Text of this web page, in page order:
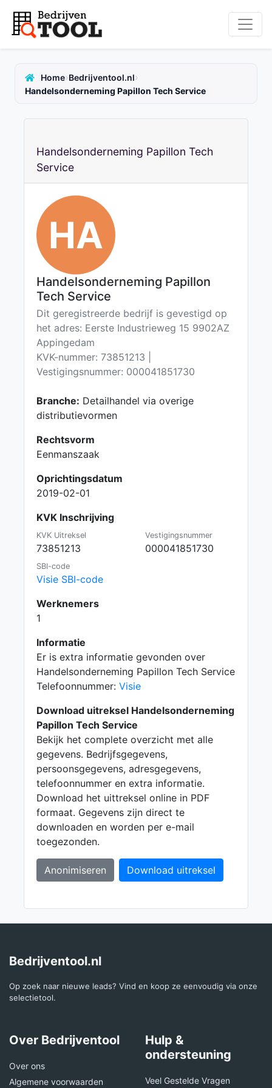
Home›Bedrijventool.nl›
Handelsonderneming Papillon Tech Service
Handelsonderneming Papillon Tech
Service
HA
Handelsonderneming Papillon
Tech Service
Dit geregistreerde bedrijf is gevestigd op
het adres: Eerste Industrieweg 15 9902AZ
Appingedam
KVK-nummer: 73851213 |
Vestigingsnummer: 000041851730
Branche: Detailhandel via overige
distributievormen
Rechtsvorm
Eenmanszaak
Oprichtingsdatum
2019-02-01
KVK Inschrijving
KVK Uitreksel
73851213
Vestigingsnummer
000041851730
SBI-code
Visie SBI-code
Werknemers
1
Informatie
Er is extra informatie gevonden over
Handelsonderneming Papillon Tech Service
Telefoonnummer: Visie
Download uitreksel Handelsonderneming
Papillon Tech Service
Bekijk het complete overzicht met alle
gegevens. Bedrijfsgegevens,
persoonsgegevens, adresgegevens,
telefoonnummer en extra informatie.
Download het uittreksel online in PDF
formaat. Gegevens zijn direct te
downloaden en worden per e-mail
toegezonden.
Anonimiseren Download uitreksel
Bedrijventool.nl
Op zoek naar nieuwe leads? Vind en koop ze eenvoudig via onze
selectietool.
Over Bedrijventool
Over ons
Algemene voorwaarden
Hulp &
ondersteuning
Veel Gestelde Vragen